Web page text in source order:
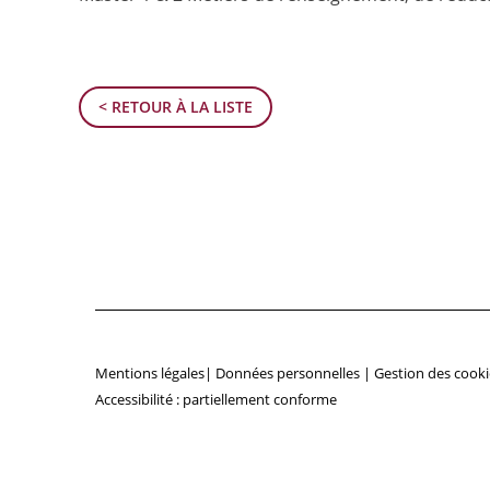
< RETOUR À LA LISTE
Mentions légales| Données personnelles | Gestion des
Accessibilité : partiellement conforme